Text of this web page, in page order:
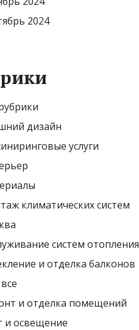
2024
дизайн
услуги
климатических систем
систем отопления
и отделка балконов
и отделка помещений
и освещение